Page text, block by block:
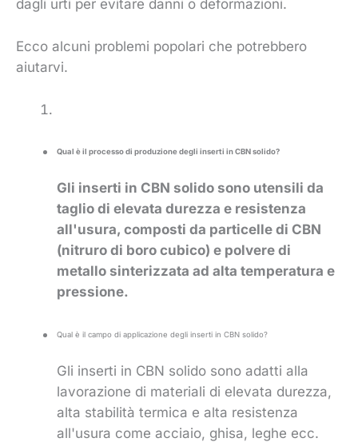
dagli urti per evitare danni o deformazioni.
Ecco alcuni problemi popolari che potrebbero
aiutarvi.
Qual è il processo di produzione degli inserti in CBN solido?
Gli inserti in CBN solido sono utensili da
taglio di elevata durezza e resistenza
all'usura, composti da particelle di CBN
(nitruro di boro cubico) e polvere di
metallo sinterizzata ad alta temperatura e
pressione.
Qual è il campo di applicazione degli inserti in CBN solido?
Gli inserti in CBN solido sono adatti alla
lavorazione di materiali di elevata durezza,
alta stabilità termica e alta resistenza
all'usura come acciaio, ghisa, leghe ecc.